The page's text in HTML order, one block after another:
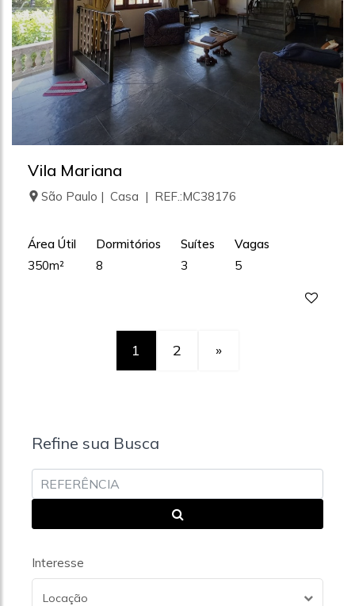
Vila Mariana
São Paulo | Casa | REF.:MC38176
Área Útil
350m²
Dormitórios
8
Suítes
3
Vagas
5
1 2 »
Refine sua Busca
Interesse
Locação